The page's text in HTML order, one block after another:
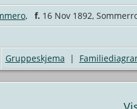
, f. 16 Nov 1892,
Gruppeskjema |